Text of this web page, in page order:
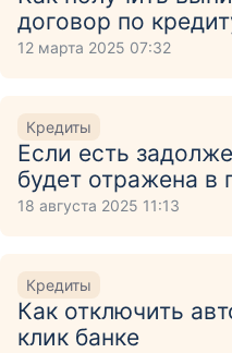
договор по
12 марта 2025 07:32
Кредиты
Если есть
будет отражена в
18 августа 2025 11:13
Кредиты
Как отключить
клик банке